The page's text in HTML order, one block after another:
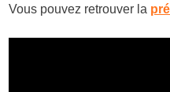
Vous pouvez retrouver la